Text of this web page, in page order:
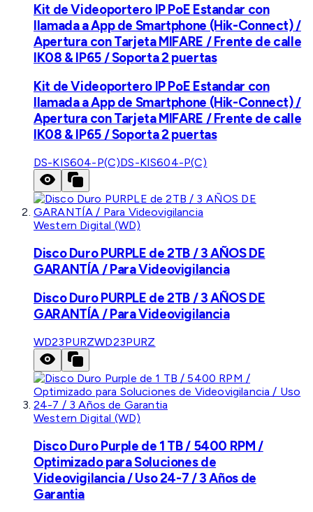
Kit de Videoportero IP PoE Estandar con
llamada a App de Smartphone (Hik-Connect) /
Apertura con Tarjeta MIFARE / Frente de calle
IK08 & IP65 / Soporta 2 puertas
Kit de Videoportero IP PoE Estandar con
llamada a App de Smartphone (Hik-Connect) /
Apertura con Tarjeta MIFARE / Frente de calle
IK08 & IP65 / Soporta 2 puertas
DS-KIS604-P(C)DS-KIS604-P(C)
Western Digital (WD)
Disco Duro PURPLE de 2TB / 3 AÑOS DE
GARANTÍA / Para Videovigilancia
Disco Duro PURPLE de 2TB / 3 AÑOS DE
GARANTÍA / Para Videovigilancia
WD23PURZWD23PURZ
Western Digital (WD)
Disco Duro Purple de 1 TB / 5400 RPM /
Optimizado para Soluciones de
Videovigilancia / Uso 24-7 / 3 Años de
Garantia